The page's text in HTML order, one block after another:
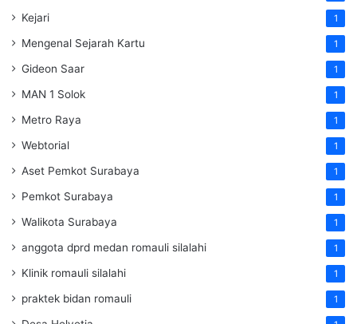
Kejari 1
Mengenal Sejarah Kartu 1
Gideon Saar 1
MAN 1 Solok 1
Metro Raya 1
Webtorial 1
Aset Pemkot Surabaya 1
Pemkot Surabaya 1
Walikota Surabaya 1
anggota dprd medan romauli silalahi 1
Klinik romauli silalahi 1
praktek bidan romauli 1